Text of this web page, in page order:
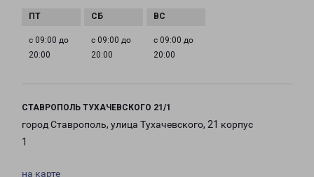
с 09:00 до
20:00
с 09:00 до
20:00
с 09:00 до
20:00
СТАВРОПОЛЬ ТУХАЧЕВСКОГО 21/1
город Ставрополь, улица Тухачевского, 21 корпус
1
на карте